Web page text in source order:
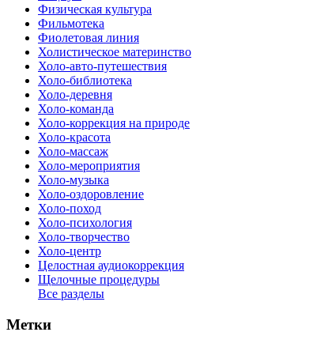
Физическая культура
Фильмотека
Фиолетовая линия
Холистическое материнство
Холо-авто-путешествия
Холо-библиотека
Холо-деревня
Холо-команда
Холо-коррекция на природе
Холо-красота
Холо-массаж
Холо-мероприятия
Холо-музыка
Холо-оздоровление
Холо-поход
Холо-психология
Холо-творчество
Холо-центр
Целостная аудиокоррекция
Щелочные процедуры
Все разделы
Метки